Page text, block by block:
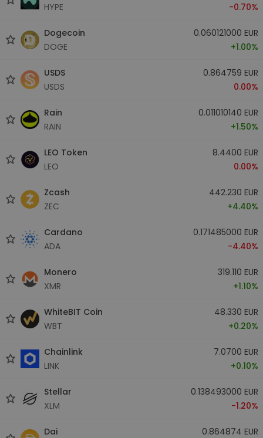
HYPE
-0.70%
Dogecoin
DOGE
0.060121000 EUR
+1.00%
USDS
USDS
0.864759 EUR
0.00%
Rain
RAIN
0.011010140 EUR
+1.50%
LEO Token
LEO
8.4400 EUR
0.00%
Zcash
ZEC
442.230 EUR
+4.40%
Cardano
ADA
0.171485000 EUR
-4.40%
Monero
XMR
319.110 EUR
+1.10%
WhiteBIT Coin
WBT
48.330 EUR
+0.20%
Chainlink
LINK
7.0700 EUR
+0.10%
Stellar
XLM
0.138493000 EUR
-1.20%
Dai
0.864874 EUR